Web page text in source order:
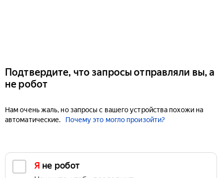
Подтвердите, что запросы отправляли вы, а
не робот
Нам очень жаль, но запросы с вашего устройства похожи на
автоматические.
Почему это могло произойти?
Я не робот